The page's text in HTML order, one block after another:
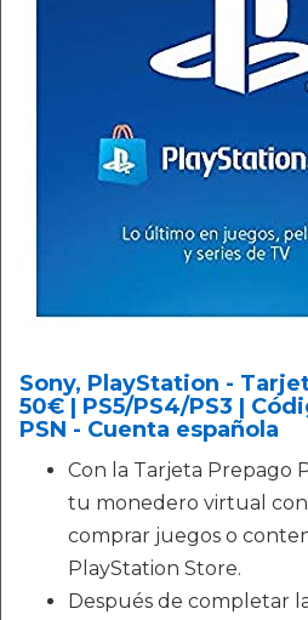
Sony, PlayStation -
50€ | PS5/PS4/PS3 |
PSN - Cuenta española
Con la Tarjeta Prepago
tu monedero virtual con
comprar juegos o
PlayStation Store.
Después de completar